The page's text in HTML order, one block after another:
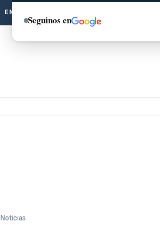
EMPRENDE VERDE
Noticias
Seguinos en